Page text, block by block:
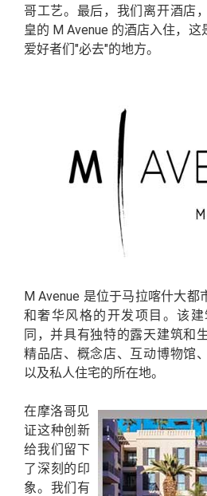
哥工艺。最后，我们离开酒店
皇的 M Avenue 的酒店入住，
爱好者们"必去"的地方。
M Avenue 是位于马拉喀什大都
和奢华风格的开发项目。该
同，并具有独特的露天建筑和
精品店、概念店、互动博物馆
以及私人住宅的所在地。
在摩洛哥见
证这种创新
给我们留下
了深刻的印
象。我们有